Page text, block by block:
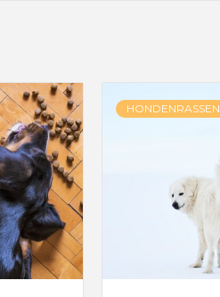
HONDENRASSEN